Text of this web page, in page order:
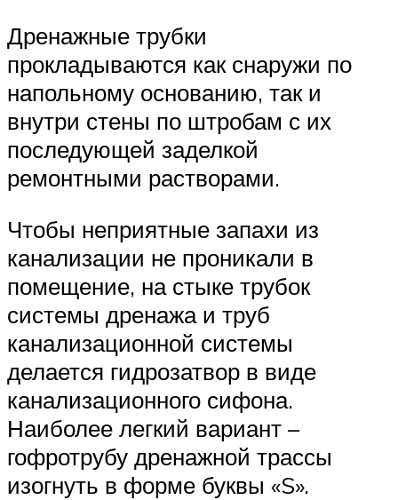
Дренажные трубки
прокладываются как снаружи по
напольному основанию, так и
внутри стены по штробам с их
последующей заделкой
ремонтными растворами.
Чтобы неприятные запахи из
канализации не проникали в
помещение, на стыке трубок
системы дренажа и труб
канализационной системы
делается гидрозатвор в виде
канализационного сифона.
Наиболее легкий вариант –
гофротрубу дренажной трассы
изогнуть в форме буквы «S».